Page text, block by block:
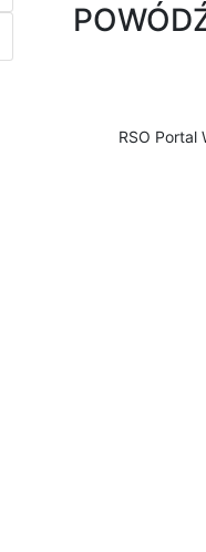
RSO Portal